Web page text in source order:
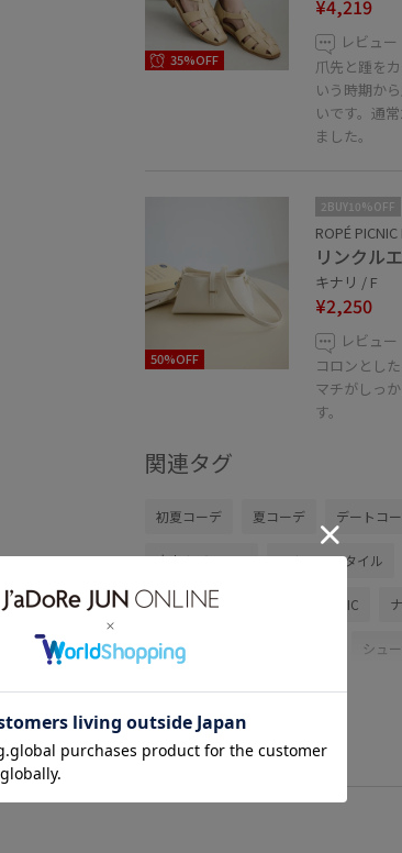
35%OFF
¥4,219
レビュー
爪先と踵を
いう時期か
いです。通
ました。
50%OFF
2BUY10%OFF
ROPÉ
リンクル
キナリ / F
¥2,250
レビュー
コロンとし
マチがしっ
す。
関連タグ
初夏コーデ 夏コーデ デートコ
大人カジュアル スカートスタイル
きれいめコーデ ROPÉ PICNIC
バッグ シュ
GIX16200 26SSRPgoods
お手入れしやすい